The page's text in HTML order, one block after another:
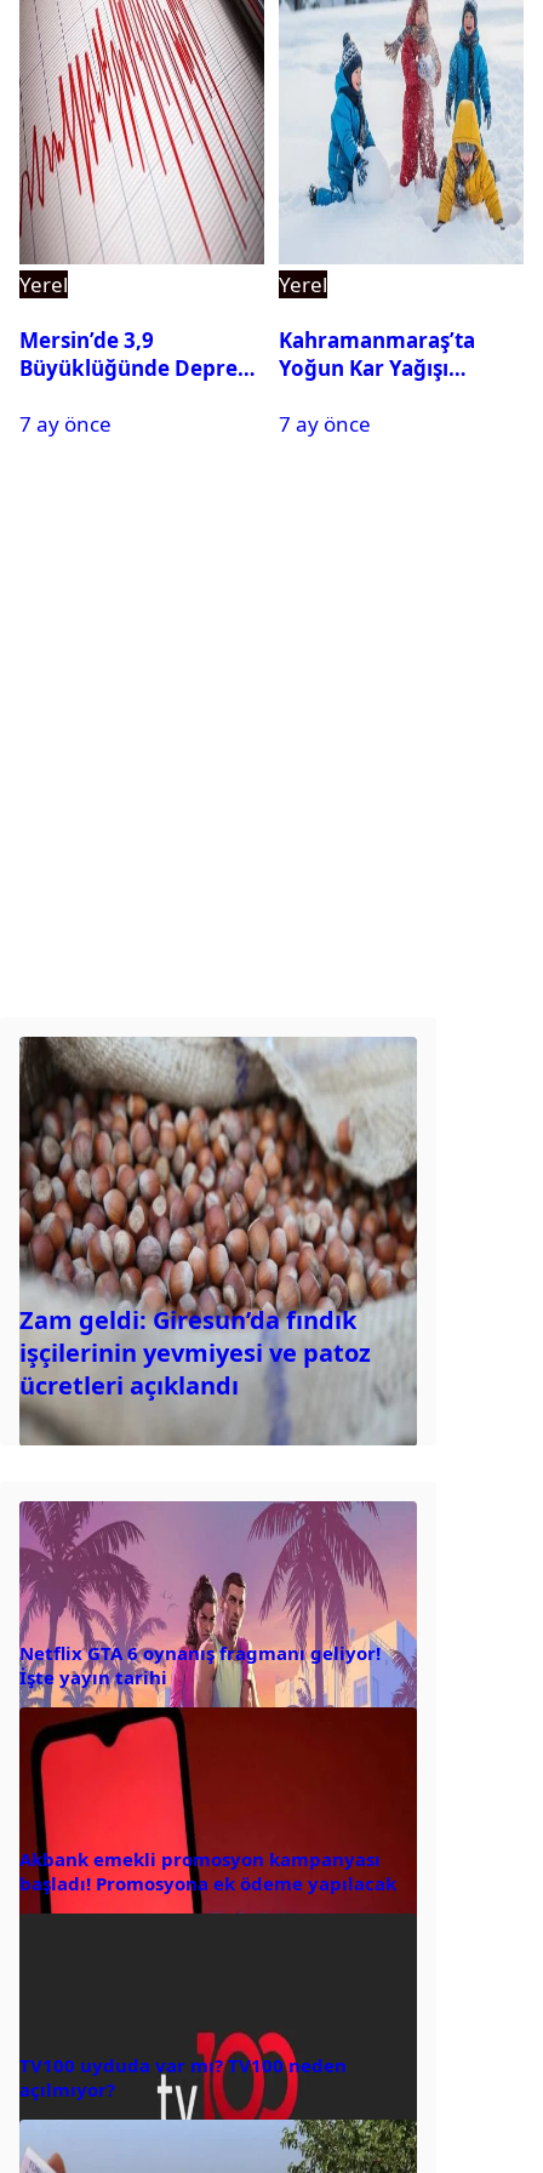
Yerel
Mersin’de 3,9
Büyüklüğünde Deprem
7 ay önce
Yerel
Kahramanmaraş’ta
Yoğun Kar Yağışı
Tatil
7 ay önce
Zam geldi: Giresun’da fındık
işçilerinin yevmiyesi ve patoz
ücretleri açıklandı
Netflix GTA 6 oynanış fragmanı geliyor!
İşte yayın tarihi
Akbank emekli promosyon kampanyası
başladı! Promosyona ek ödeme yapılacak
TV100 uyduda var mı? TV100 neden
açılmıyor?